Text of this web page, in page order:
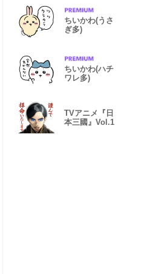
ちいかわ(うさ
ぎ多)
ちいかわ(ハチ
ワレ多)
TVアニメ『日
本三國』Vol.1